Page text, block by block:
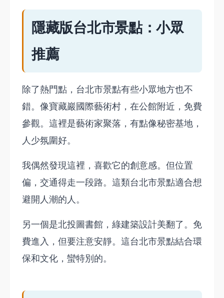
隱藏版台北市景點：小眾
推薦
除了熱門點，台北市景點有些小眾地方也不
錯。像寶藏巖國際藝術村，在公館附近，免費
參觀。這裡是藝術家聚落，有點像秘密基地，
人少氛圍好。
我偶然發現這裡，喜歡它的創意感。但位置
偏，交通得走一段路。這類台北市景點適合想
避開人潮的人。
另一個是北投圖書館，綠建築設計美翻了。免
費進入，但要注意安靜。這台北市景點結合環
保和文化，蠻特別的。